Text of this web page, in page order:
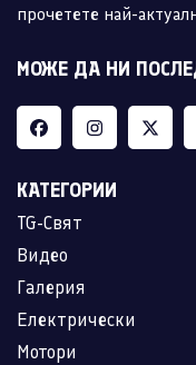
прочетете най-
МОЖЕ ДА НИ
КАТЕГОРИИ
TG-Свят
Видео
Галерия
Електрически
Мотори